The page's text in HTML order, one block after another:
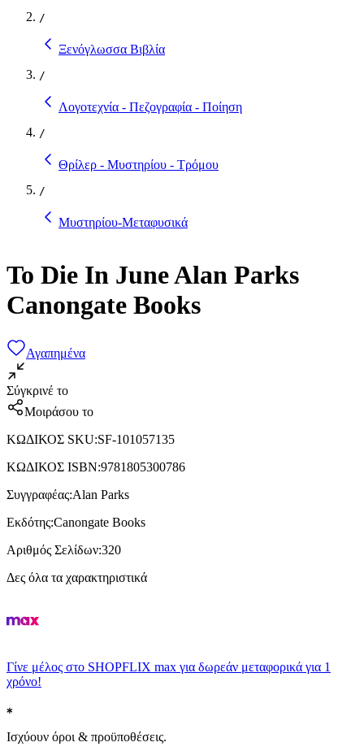
/
Ξενόγλωσσα Βιβλία
/
Λογοτεχνία - Πεζογραφία - Ποίηση
/
Θρίλερ - Μυστηρίου - Τρόμου
/
Μυστηρίου-Μεταφυσικά
To Die In June Alan Parks
Canongate Books
Αγαπημένα
Σύγκρινέ το
Μοιράσου το
ΚΩΔΙΚΟΣ SKU:SF-101057135
ΚΩΔΙΚΟΣ ISBN:9781805300786
Συγγραφέας:Alan Parks
Εκδότης:Canongate Books
Αριθμός Σελίδων:320
Δες όλα τα χαρακτηριστικά
Γίνε μέλος στο SHOPFLIX max για δωρεάν μεταφορικά για 1
χρόνο!
Ισχύουν όροι & προϋποθέσεις.